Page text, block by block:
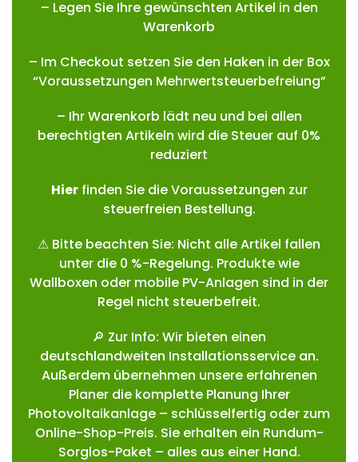
– Legen Sie Ihre gewünschten Artikel in den
Warenkorb
– Im Checkout setzen Sie den Haken in der Box
“Voraussetzungen Mehrwertsteuerbefreiung”
– Ihr Warenkorb lädt neu und bei allen
berechtigten Artikeln wird die Steuer auf 0%
reduziert
Hierfinden Sie die Voraussetzungen zur
steuerfreien Bestellung.
⚠ Bitte beachten Sie: Nicht alle Artikel fallen
unter die 0 %-Regelung. Produkte wie
Wallboxen oder mobile PV-Anlagen sind in der
Regel nicht steuerbefreit.
🔎 Zur Info: Wir bieten einen
deutschlandweiten Installationsservice an.
Außerdem übernehmen unsere erfahrenen
Planer die komplette Planung Ihrer
Photovoltaikanlage – schlüsselfertig oder zum
Online-Shop-Preis. Sie erhalten ein Rundum-
Sorglos-Paket – alles aus einer Hand.